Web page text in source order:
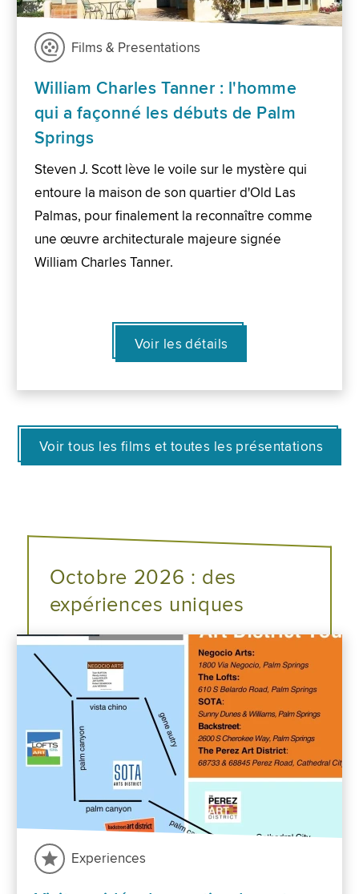
Films & Presentations
William Charles Tanner : l'homme
qui a façonné les débuts de Palm
Springs
Steven J. Scott lève le voile sur le mystère qui
entoure la maison de son quartier d'Old Las
Palmas, pour finalement la reconnaître comme
une œuvre architecturale majeure signée
William Charles Tanner.
Voir les détails
Voir tous les films et toutes les présentations
Octobre 2026 : des
expériences uniques
Experiences